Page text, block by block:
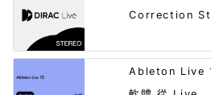
Correction
Ableton Live